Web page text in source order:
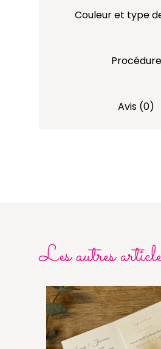
Couleur et type
Procédure
Avis (0)
Les autres